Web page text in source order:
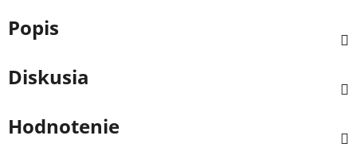
Popis
Diskusia
Hodnotenie